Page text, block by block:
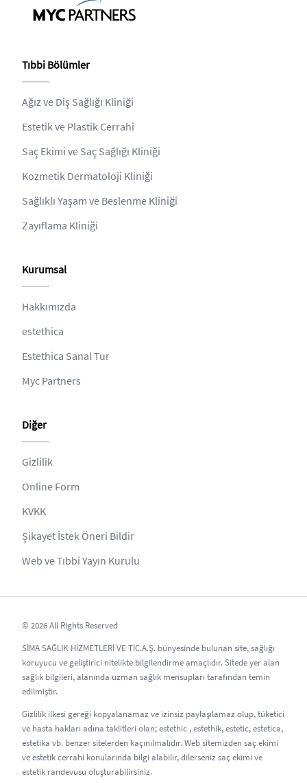
Tıbbi Bölümler
Ağız ve Diş Sağlığı Kliniği
Estetik ve Plastik Cerrahi
Saç Ekimi ve Saç Sağlığı Kliniği
Kozmetik Dermatoloji Kliniği
Sağlıklı Yaşam ve Beslenme Kliniği
Zayıflama Kliniği
Kurumsal
Hakkımızda
estethica
Estethica Sanal Tur
Myc Partners
Diğer
Gizlilik
Online Form
KVKK
Şikayet İstek Öneri Bildir
Web ve Tıbbi Yayın Kurulu
© 2026 All Rights Reserved
SİMA SAĞLIK HİZMETLERİ VE TİC.A.Ş. bünyesinde bulunan site, sağlığı
koruyucu ve geliştirici nitelikte bilgilendirme amaçlıdır. Sitede yer alan
sağlık bilgileri, alanında uzman sağlık mensupları tarafından temin
edilmiştir.
Gizlilik ilkesi gereği kopyalanamaz ve izinsiz paylaşılamaz olup, tüketici
ve hasta hakları adına taklitleri olan; estethic , estethik, estetic, estetica,
estetika vb. benzer sitelerden kaçınılmalıdır. Web sitemizden saç ekimi
ve estetik cerrahi konularında bilgi alabilir, dilerseniz saç ekimi ve
estetik randevusu oluşturabilirsiniz.